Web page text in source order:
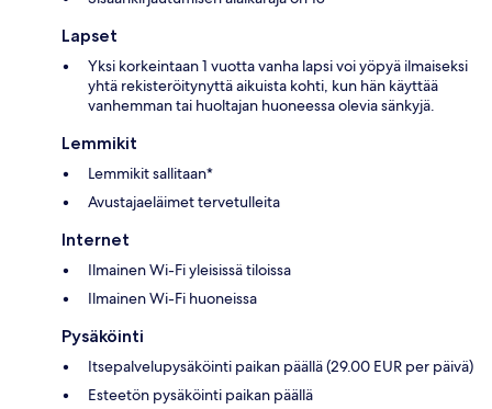
Lapset
Yksi korkeintaan 1 vuotta vanha lapsi voi yöpyä ilmaiseksi
yhtä rekisteröitynyttä aikuista kohti, kun hän käyttää
vanhemman tai huoltajan huoneessa olevia sänkyjä.
Lemmikit
Lemmikit sallitaan*
Avustajaeläimet tervetulleita
Internet
Ilmainen Wi-Fi yleisissä tiloissa
Ilmainen Wi-Fi huoneissa
Pysäköinti
Itsepalvelupysäköinti paikan päällä (29.00 EUR per päivä)
Esteetön pysäköinti paikan päällä